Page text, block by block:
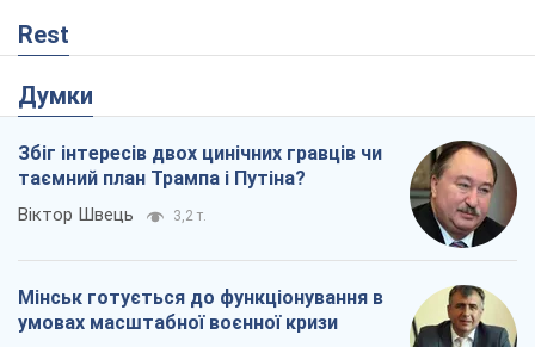
Rest
Думки
Збіг інтересів двох цинічних гравців чи
таємний план Трампа і Путіна?
Віктор Швець 3,2 т.
Мінськ готується до функціонування в
умовах масштабної воєнної кризи